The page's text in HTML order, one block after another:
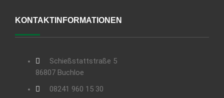
KONTAKTINFORMATIONEN
Schießstattstraße 5
86807 Buchloe
08241 960 15 30